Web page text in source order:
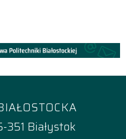
351 Białystok